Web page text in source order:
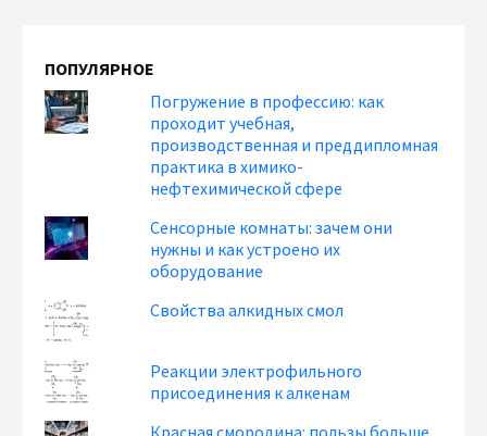
ПОПУЛЯРНОЕ
Погружение в профессию: как
проходит учебная,
производственная и преддипломная
практика в химико-
нефтехимической сфере
Сенсорные комнаты: зачем они
нужны и как устроено их
оборудование
Свойства алкидных смол
Реакции электрофильного
присоединения к алкенам